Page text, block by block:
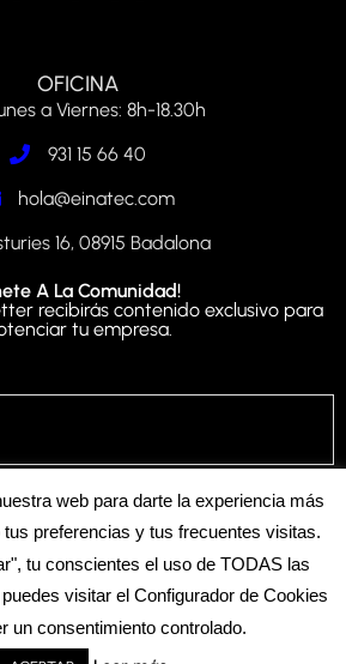
OFICINA
a Viernes: 8h-18.30h
931 15 66 40
hola@einatec.com
16, 08915 Badalona
A La Comunidad!
recibirás contenido exclusivo para
tu empresa.
Políticas de Privacidad, y elAviso
SUSCRÍBEME
web para darte la experiencia más
preferencias y tus frecuentes visitas.
tu conscientes el uso de TODAS las
visitar el Configurador de Cookies
un consentimiento controlado.